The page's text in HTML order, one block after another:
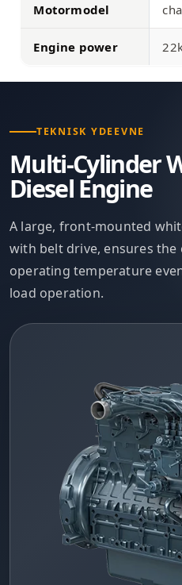
Motormodel
Engine power
TEKNISK YDEEVNE
Multi-Cylinder
Diesel Engine
A large, front-mounted
with belt drive, ensures the
operating temperature
load operation.